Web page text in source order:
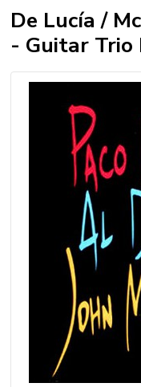
De Lucía /
- Guitar Trio